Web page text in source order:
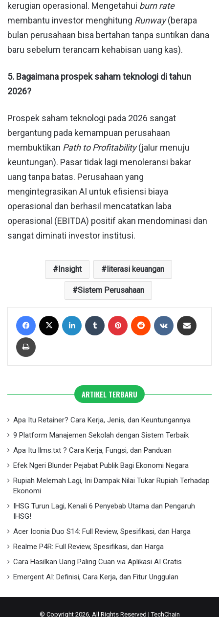
kerugian operasional. Mengetahui burn rate
membantu investor menghitung Runway(berapa
bulan perusahaan bisa bertahan tanpa suntikan dana
baru sebelum terancam kehabisan uang kas).
5. Bagaimana prospek saham teknologi di tahun
2026?
Prospek saham teknologi pada 2026 sangat
bergantung pada kemampuan perusahaan
membuktikan Path to Profitability(jalur menuju
keuntungan). Pasar tidak lagi menoleransi bakar
uang tanpa batas. Perusahaan yang
mengintegrasikan AI untuk efisiensi biaya
operasional dan berhasil mencatatkan laba
operasional (EBITDA) positif akan mendominasi dan
sangat diminati investor institusi.
Insight literasi keuangan
Sistem Perusahaan
ARTIKEL TERBARU
Apa Itu Retainer? Cara Kerja, Jenis, dan Keuntungannya
9 Platform Manajemen Sekolah dengan Sistem Terbaik
Apa Itu llms.txt ? Cara Kerja, Fungsi, dan Panduan
Efek Ngeri Blunder Pejabat Publik Bagi Ekonomi Negara
Rupiah Melemah Lagi, Ini Dampak Nilai Tukar Rupiah Terhadap
Ekonomi
IHSG Turun Lagi, Kenali 6 Penyebab Utama dan Pengaruh
IHSG!
Acer Iconia Duo S14: Full Review, Spesifikasi, dan Harga
Realme P4R: Full Review, Spesifikasi, dan Harga
Cara Hasilkan Uang Paling Cuan via Aplikasi AI Gratis
Emergent AI: Definisi, Cara Kerja, dan Fitur Unggulan
© Copyright 2026, All Rights Reserved |TechChain